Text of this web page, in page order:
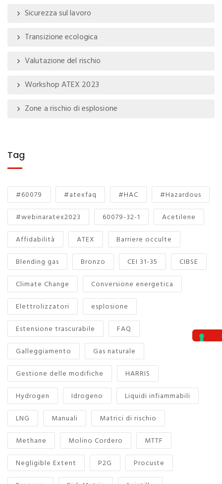
Sicurezza sul lavoro
Transizione ecologica
Valutazione del rischio
Workshop ATEX 2023
Zone a rischio di esplosione
Tag
#60079 #atexfaq #HAC
#Hazardous
#webinaratex2023
60079-32-1
Acetilene
Affidabilità
ATEX
Barriere occulte
Blending gas
Bronzo CEI 31-35
CIBSE
Climate Change
Conversione energetica
Elettrolizzatori
esplosione
Estensione trascurabile
FAQ
Galleggiamento
Gas naturale
Gestione delle modifiche
HARRIS
Hydrogen
Idrogeno
Liquidi infiammabili
LNG
Manuali
Matrici di rischio
Methane
Molino Cordero
MTTF
Negligible Extent
P2G
Procuste